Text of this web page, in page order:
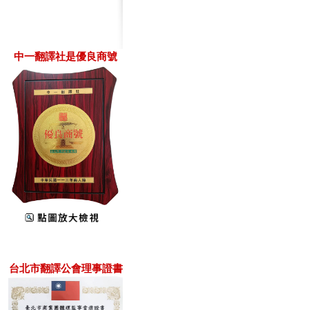
中一翻譯社是優良商號
台北市翻譯公會理事證書